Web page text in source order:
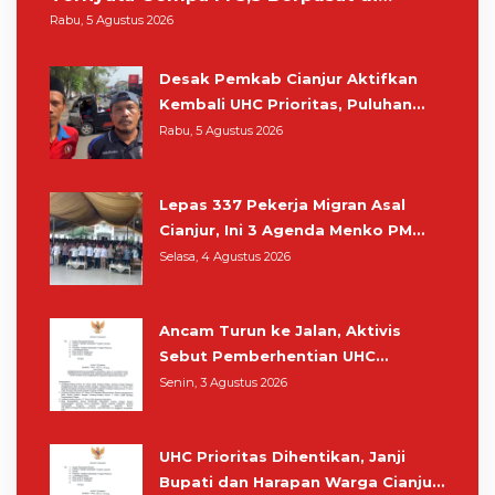
Pangandaran
Rabu, 5 Agustus 2026
Desak Pemkab Cianjur Aktifkan
Kembali UHC Prioritas, Puluhan
Warga Unjuk Rasa di Pendopo
Rabu, 5 Agustus 2026
Lepas 337 Pekerja Migran Asal
Cianjur, Ini 3 Agenda Menko PM
Muhaimin di Kota Santri
Selasa, 4 Agustus 2026
Ancam Turun ke Jalan, Aktivis
Sebut Pemberhentian UHC
Prioritas Rampas Hak Hidup
Senin, 3 Agustus 2026
UHC Prioritas Dihentikan, Janji
Bupati dan Harapan Warga Cianjur